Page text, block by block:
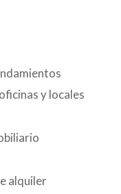
y locales
alquiler